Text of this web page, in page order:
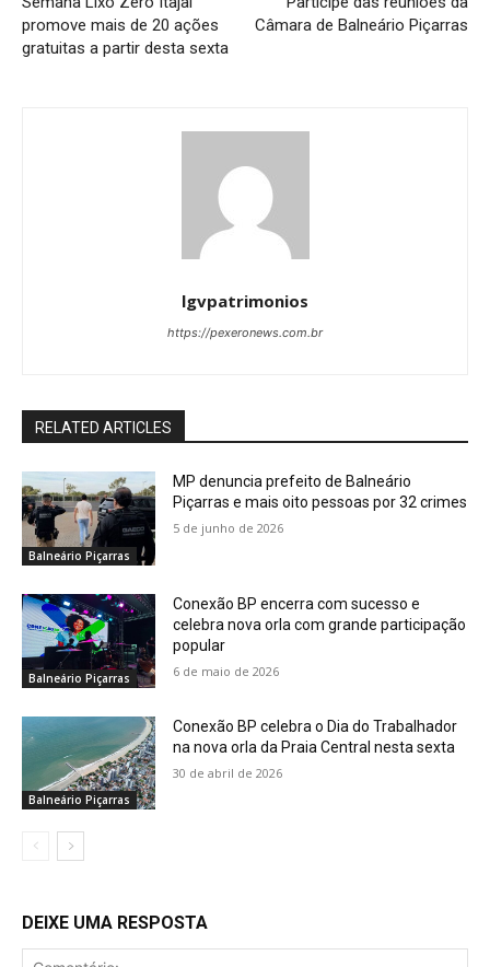
promove mais de 20 ações
gratuitas a partir desta sexta
Câmara de Balneário Piçarras
lgvpatrimonios
https://pexeronews.com.br
RELATED ARTICLES
Balneário Piçarras
MP denuncia prefeito de Balneário
Piçarras e mais oito pessoas por 32 crimes
5 de junho de 2026
Balneário Piçarras
Conexão BP encerra com sucesso e
celebra nova orla com grande participação
popular
6 de maio de 2026
Balneário Piçarras
Conexão BP celebra o Dia do Trabalhador
na nova orla da Praia Central nesta sexta
30 de abril de 2026
DEIXE UMA RESPOSTA